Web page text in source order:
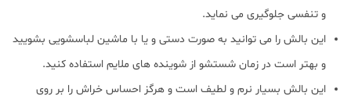
و تنفسی جلوگیری می نماید.
این بالش را می توانید به صورت دستی و یا با ماشین لباسشویی بشویید
و بهتر است در زمان شستشو از شوینده های ملایم استفاده کنید.
این بالش بسیار نرم و لطیف است و هرگز احساس خراش را بر روی